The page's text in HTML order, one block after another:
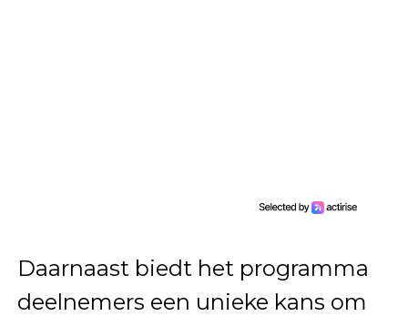
Daarnaast biedt het programma
deelnemers een unieke kans om